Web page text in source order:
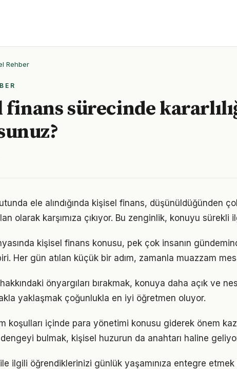
Rehber
sürecinde
ele alındığında kişisel finans, düşünüldüğünden
olarak karşımıza çıkıyor. Bu zenginlik, konuyu sürekli
kişisel finans konusu, pek çok insanın
Her gün atılan küçük bir adım, zamanla muazzam
önyargıları bırakmak, konuya daha açık ve
yaklaşmak çoğunlukla en iyi öğretmen oluyor.
koşulları içinde para yönetimi konusu giderek önem
bulmak, kişisel huzurun da anahtarı haline
ilgili öğrendiklerinizi günlük yaşamınıza entegre